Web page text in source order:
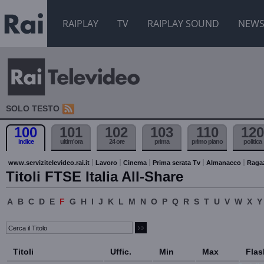
RAIPLAY TV RAIPLAY SOUND NEWS
SOLO TESTO
100
indice
101
ultim'ora
102
24 ore
103
prima
110
primo piano
120
politica
www.servizitelevideo.rai.it Lavoro Cinema Prima serata Tv Almanacco
Titoli FTSE Italia All-Share
A B C D E F G H I J K L M N O P Q R S T U V W X Y
Titoli Uffic. Min Max